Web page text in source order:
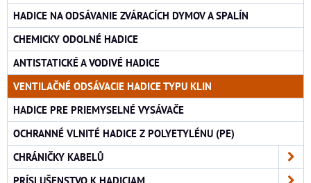
HADICE NA ODSÁVANIE ZVÁRACÍCH DYMOV A SPALÍN
CHEMICKY ODOLNÉ HADICE
ANTISTATICKÉ A VODIVÉ HADICE
VENTILAČNÉ ODSÁVACIE HADICE TYPU KLIN
HADICE PRE PRIEMYSELNÉ VYSÁVAČE
OCHRANNÉ VLNITÉ HADICE Z POLYETYLÉNU (PE)
CHRÁNIČKY KABELŮ
PRÍSLUŠENSTVO K HADICIAM